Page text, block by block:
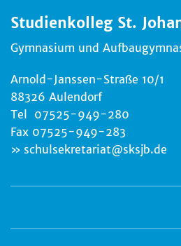
Studienkolleg St.
Gymnasium und
Arnold-Janssen-Straße 10/1
88326 Aulendorf
Tel 07525-949-280
Fax 07525-949-283
schulsekretariat@sksjb.de